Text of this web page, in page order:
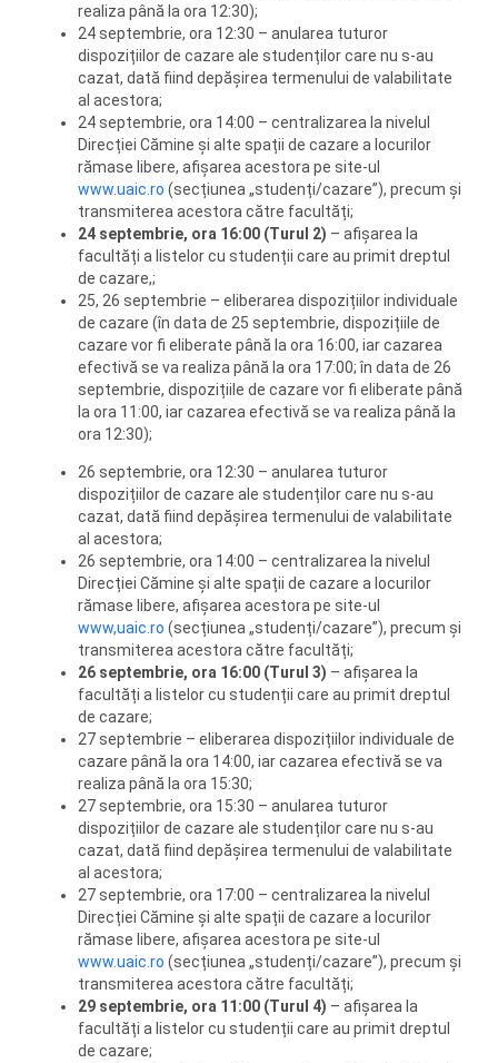
realiza până la ora 12:30);
24 septembrie, ora 12:30 – anularea tuturor
dispozițiilor de cazare ale studenților care nu s-au
cazat, dată fiind depășirea termenului de valabilitate
al acestora;
24 septembrie, ora 14:00 – centralizarea la nivelul
Direcției Cămine și alte spații de cazare a locurilor
rămase libere, afișarea acestora pe site-ul
www.uaic.ro (secțiunea „studenți/cazare”), precum și
transmiterea acestora către facultăți;
24 septembrie, ora 16:00 (Turul 2) – afișarea la
facultăți a listelor cu studenții care au primit dreptul
de cazare,;
25, 26 septembrie – eliberarea dispozițiilor individuale
de cazare (în data de 25 septembrie, dispozițiile de
cazare vor fi eliberate până la ora 16:00, iar cazarea
efectivă se va realiza până la ora 17:00; în data de 26
septembrie, dispozițiile de cazare vor fi eliberate până
la ora 11:00, iar cazarea efectivă se va realiza până la
ora 12:30);
26 septembrie, ora 12:30 – anularea tuturor
dispozițiilor de cazare ale studenților care nu s-au
cazat, dată fiind depășirea termenului de valabilitate
al acestora;
26 septembrie, ora 14:00 – centralizarea la nivelul
Direcției Cămine și alte spații de cazare a locurilor
rămase libere, afișarea acestora pe site-ul
www,uaic.ro (secțiunea „studenți/cazare”), precum și
transmiterea acestora către facultăți;
26 septembrie, ora 16:00 (Turul 3) – afișarea la
facultăți a listelor cu studenții care au primit dreptul
de cazare;
27 septembrie – eliberarea dispozițiilor individuale de
cazare până la ora 14:00, iar cazarea efectivă se va
realiza până la ora 15:30;
27 septembrie, ora 15:30 – anularea tuturor
dispozițiilor de cazare ale studenților care nu s-au
cazat, dată fiind depășirea termenului de valabilitate
al acestora;
27 septembrie, ora 17:00 – centralizarea la nivelul
Direcției Cămine și alte spații de cazare a locurilor
rămase libere, afișarea acestora pe site-ul
www.uaic.ro (secțiunea „studenți/cazare”), precum și
transmiterea acestora către facultăți;
29 septembrie, ora 11:00 (Turul 4) – afișarea la
facultăți a listelor cu studenții care au primit dreptul
de cazare;